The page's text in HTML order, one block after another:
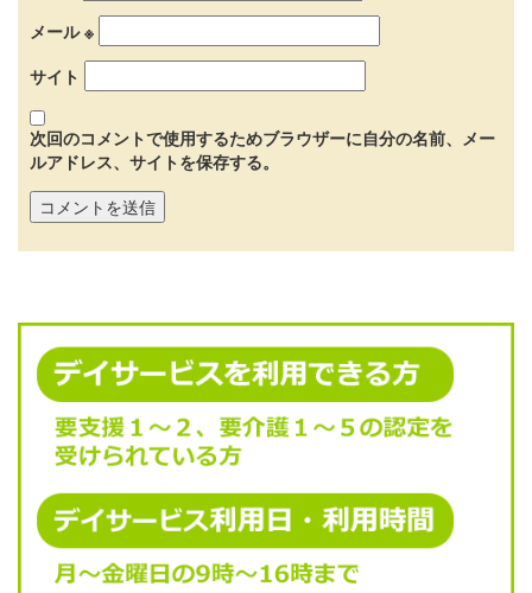
メール※
サイト
次回のコメントで使用するためブラウザーに自分の名前、メー
ルアドレス、サイトを保存する。